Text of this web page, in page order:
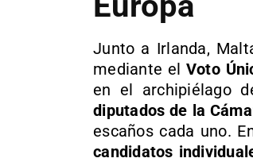
Junto a Irlanda,
mediante el Voto
en el archipiélago
diputados de la
escaños cada uno.
candidatos